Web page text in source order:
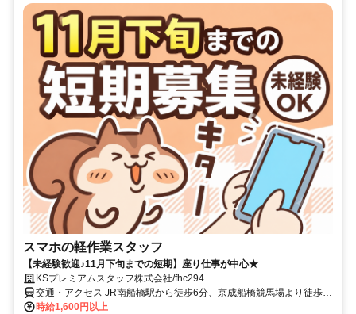
スマホの軽作業スタッフ
【未経験歓迎♪11月下旬までの短期】座り仕事が中心★
KSプレミアムスタッフ株式会社/fhc294
交通・アクセス JR南船橋駅から徒歩6分、京成船橋競馬場より徒歩
10分
時給1,600円以上